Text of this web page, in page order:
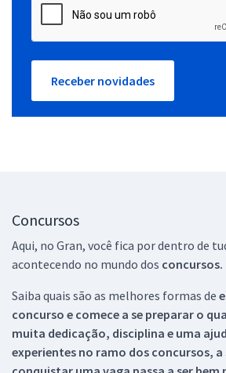
Receber novidades
Concursos
Aqui, no Gran, você fica por dentro de
acontecendo no mundo dos concursos.
Saiba quais são as melhores formas de
concurso e comece a se preparar o
muita dedicação, disciplina e uma
experientes no ramo dos concursos, a